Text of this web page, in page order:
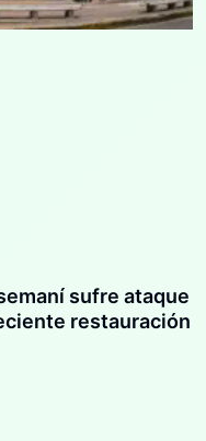
sufre ataque
restauración